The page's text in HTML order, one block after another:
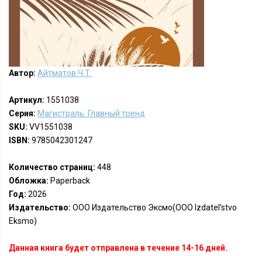
Автор: Айтматов Ч.Т.
Артикул: 1551038
Серия: Магистраль. Главный тренд
SKU: VV1551038
ISBN: 9785042301247
Количество страниц: 448
Обложка: Paperback
Год: 2026
Издательство: ООО Издательство Эксмо(OOO Izdatel'stvo
Eksmo)
Данная книга будет отправлена в течение 14-16 дней.